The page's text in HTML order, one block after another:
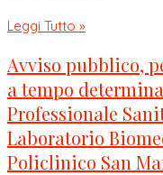
Leggi Tutto »
Avviso pubblico,
a tempo
Professionale
Laboratorio
Policlinico San